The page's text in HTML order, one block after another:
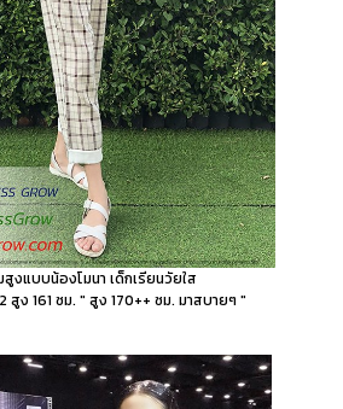
สูงแบบน้องโมนา เด็กเรียนวัยใส
สูง 161 ซม. " สูง 170++ ซม. มาสบายๆ "